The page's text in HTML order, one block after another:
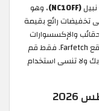
(NC10FF)
، وهو
رائع بقيمة
والإكسسوارات
المختلفة للرجال والنساء والأطفال من خلال موقع Farfetch. فقط قم
بك ولا تنسى استخدام